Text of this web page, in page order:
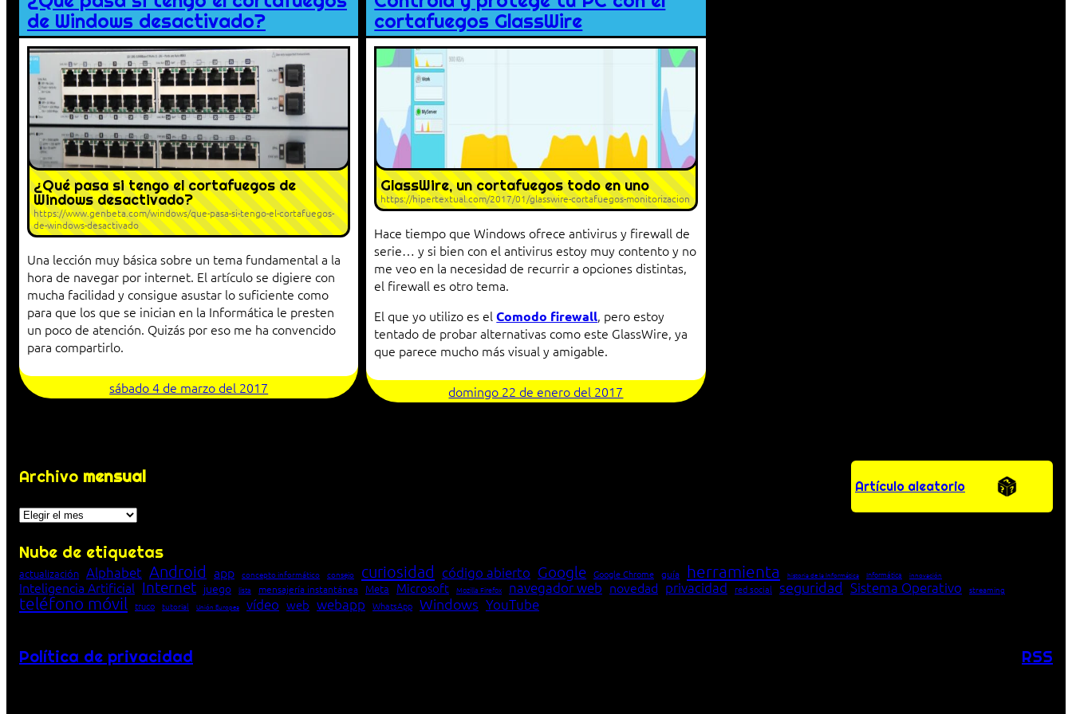
de Windows desactivado?
¿Qué pasa si tengo el cortafuegos de
Windows desactivado?
https://www.genbeta.com/windows/que-pasa-si-tengo-el-cortafuegos-
de-windows-desactivado
Una lección muy básica sobre un tema fundamental a la
hora de navegar por internet. El artículo se digiere con
mucha facilidad y consigue asustar lo suficiente como
para que los que se inician en la Informática le presten
un poco de atención. Quizás por eso me ha convencido
para compartirlo.
sábado 4 de marzo del 2017
cortafuegos GlassWire
GlassWire, un cortafuegos todo en uno
https://hipertextual.com/2017/01/glasswire-cortafuegos-monitorizacion
Hace tiempo que Windows ofrece antivirus y firewall de
serie… y si bien con el antivirus estoy muy contento y no
me veo en la necesidad de recurrir a opciones distintas,
el firewall es otro tema.
El que yo utilizo es elComodo firewall, pero estoy
tentado de probar alternativas como este GlassWire, ya
que parece mucho más visual y amigable.
domingo 22 de enero del 2017
Archivo mensual
Archivos
Artículo aleatorio
Nube de etiquetas
actualización Alphabet Android app concepto informático consejo curiosidad código abierto Google Google Chrome guía herramienta historia de la Informática Informática innovación
Inteligencia Artificial Internet juego lista mensajería instantánea Meta Microsoft Mozilla Firefox navegador web novedad privacidad red social seguridad Sistema Operativo streaming
teléfono móvil truco tutorial Unión Europea vídeo web webapp WhatsApp Windows YouTube
Política de privacidad RSS